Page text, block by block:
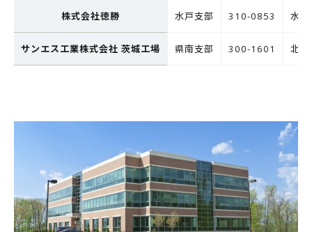
株式会社徳勝 水戸支部 310-0853 水
サンエス工業株式会社 茨城工場 県南支部 300-1601 北